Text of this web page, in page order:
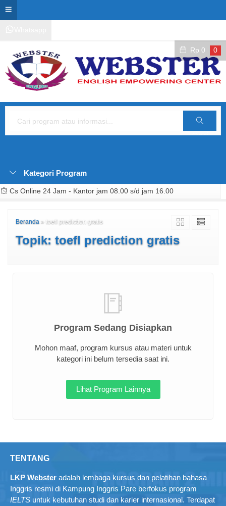
Rp 0 0
Cari
Kategori Program
Cs Online 24 Jam - Kantor jam 08.00 s/d jam 16.00
Beranda » toefl prediction gratis
Topik: toefl prediction gratis
Program Sedang Disiapkan
Mohon maaf, program kursus atau materi untuk
kategori ini belum tersedia saat ini.
Lihat Program Lainnya
TENTANG
LKP Webster adalah lembaga kursus dan pelatihan bahasa
Inggris resmi di Kampung Inggris Pare berfokus program
IELTS untuk kebutuhan studi dan karier internasional. Terdapat